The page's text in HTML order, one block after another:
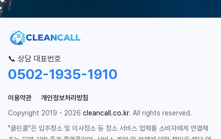
📞 상담 대표번호
0502-1935-1910
이용약관
개인정보처리방침
Copyright 2019 - 2026 cleancall.co.kr. All rights reserved.
"클린콜"은 입주청소 및 이사청소 등 청소 서비스 업체를 소비자에게 연결해